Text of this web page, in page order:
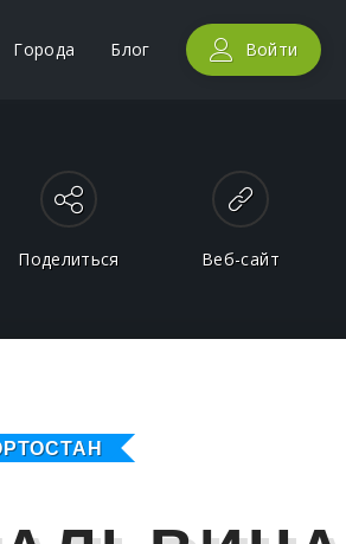
Войти
Города Блог
Поделиться Веб-сайт